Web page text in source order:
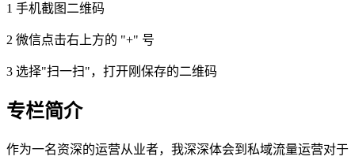
1 手机截图二维码
2 微信点击右上方的 "+" 号
3 选择"扫一扫"，打开刚保存的二维码
专栏简介
作为一名资深的运营从业者，我深深体会到私域流量运营对于